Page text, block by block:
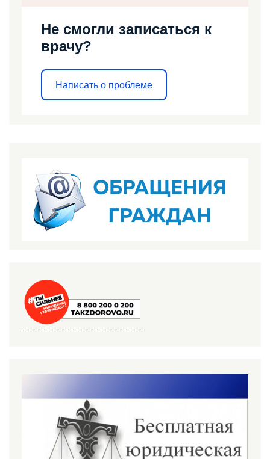
Не смогли записаться к
врачу?
Написать о проблеме